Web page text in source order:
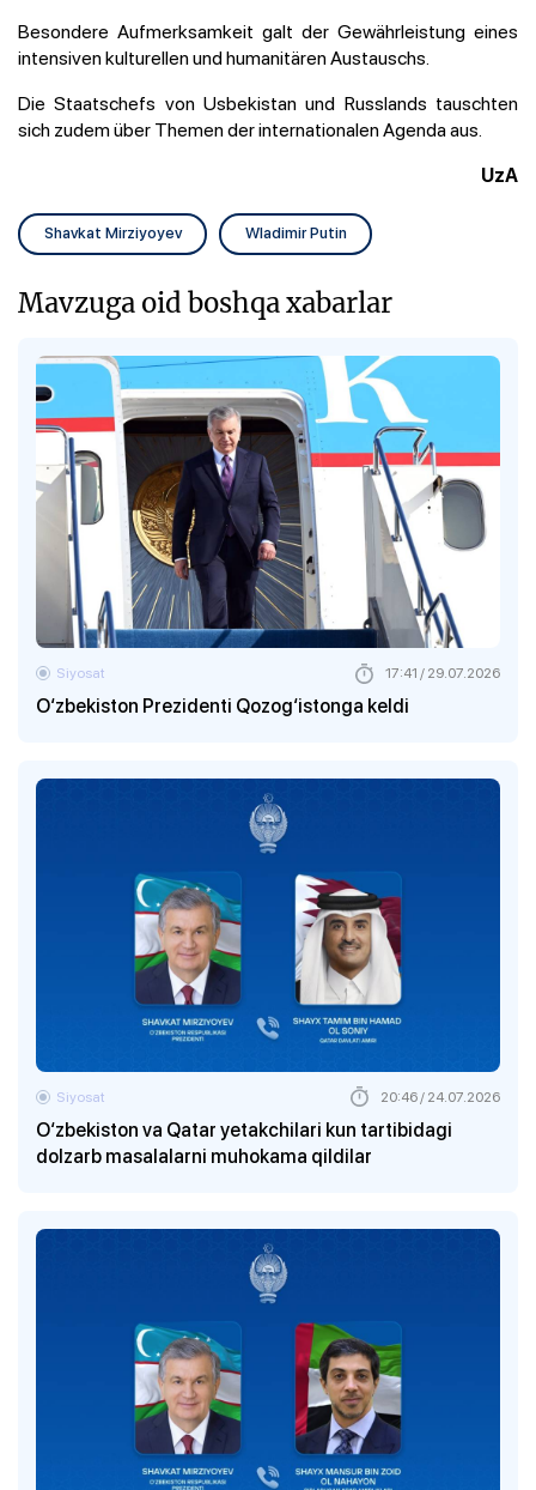
Besondere Aufmerksamkeit galt der Gewährleistung eines
intensiven kulturellen und humanitären Austauschs.
Die Staatschefs von Usbekistan und Russlands tauschten
sich zudem über Themen der internationalen Agenda aus.
UzA
Shavkat Mirziyoyev Wladimir Putin
Mavzuga oid boshqa xabarlar
O‘zbekiston Prezidenti Qozog‘istonga keldi
Siyosat 17:41 / 29.07.2026
O‘zbekiston va Qatar yetakchilari kun tartibidagi
dolzarb masalalarni muhokama qildilar
Siyosat 20:46 / 24.07.2026